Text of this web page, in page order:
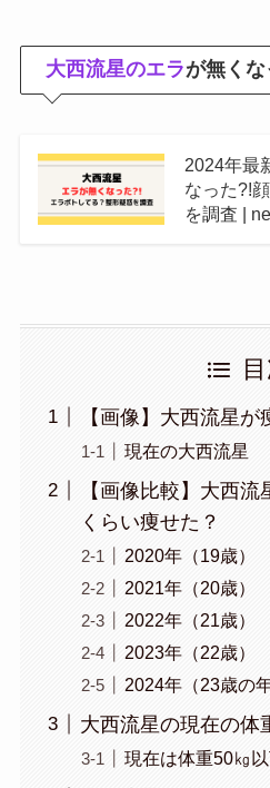
大西流星のエラが無くな
2024年最
なった?!
を調査 |
【画像】大西流星が
現在の大西流星
【画像比較】大西
くらい痩せた？
2020年（19歳）
2021年（20歳）
2022年（21歳）
2023年（22歳）
2024年（23歳の年
大西流星の現在の体
現在は体重50㎏以